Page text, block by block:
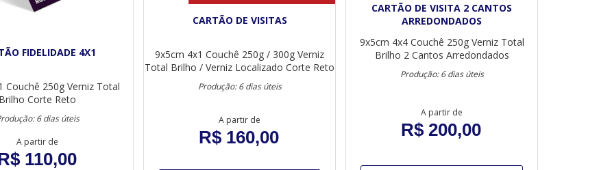
FIDELIDADE 4X1
Couchê 250g Verniz Total
Brilho Corte Reto
6 dias úteis
A partir de
110,00
CARTÃO DE VISITAS
9x5cm 4x1 Couchê 250g / 300g Verniz
Total Brilho / Verniz Localizado Corte Reto
Produção: 6 dias úteis
A partir de
R$ 160,00
CARTÃO DE VISITA 2 CANTOS
ARREDONDADOS
9x5cm 4x4 Couchê 250g Verniz Total
Brilho 2 Cantos Arredondados
Produção: 6 dias úteis
A partir de
R$ 200,00